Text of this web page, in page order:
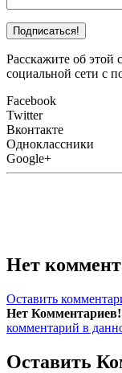
Расскажите об этой
социальной сети с
Facebook
Twitter
Вконтакте
Одноклассники
Google+
Нет
Оставить
Нет Комментариев!
комментарий в
Оставить